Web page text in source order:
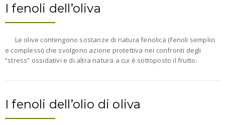
I fenoli dell’oliva
Le olive contengono sostanze di natura fenolica (fenoli semplici
e complessi) che svolgono azione protettiva nei confronti degli
“stress” ossidativi e di altra natura a cui è sottoposto il frutto.
I fenoli dell’olio di oliva